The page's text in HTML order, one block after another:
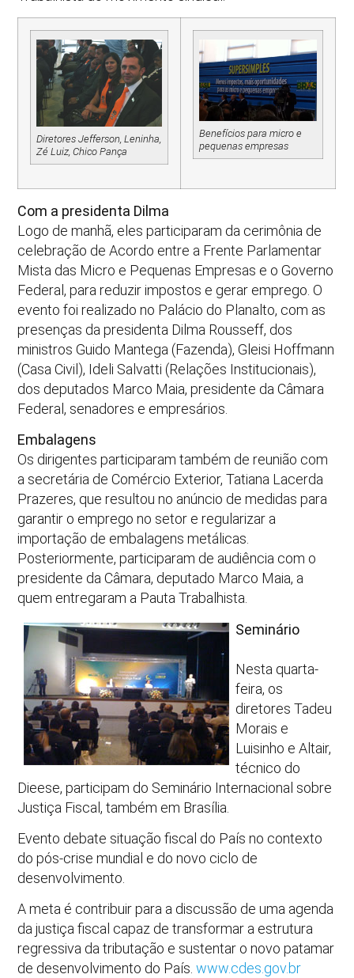
Diretores Jefferson, Leninha,
Zé Luiz, Chico Pança
Benefícios para micro e
pequenas empresas
Com a presidenta Dilma
Logo de manhã, eles participaram da cerimônia de
celebração de Acordo entre a Frente Parlamentar
Mista das Micro e Pequenas Empresas e o Governo
Federal, para reduzir impostos e gerar emprego. O
evento foi realizado no Palácio do Planalto, com as
presenças da presidenta Dilma Rousseff, dos
ministros Guido Mantega (Fazenda), Gleisi Hoffmann
(Casa Civil), Ideli Salvatti (Relações Institucionais),
dos deputados Marco Maia, presidente da Câmara
Federal, senadores e empresários.
Embalagens
Os dirigentes participaram também de reunião com
a secretária de Comércio Exterior, Tatiana Lacerda
Prazeres, que resultou no anúncio de medidas para
garantir o emprego no setor e regularizar a
importação de embalagens metálicas.
Posteriormente, participaram de audiência com o
presidente da Câmara, deputado Marco Maia, a
quem entregaram a Pauta Trabalhista.
Seminário
Nesta quarta-
feira, os
diretores Tadeu
Morais e
Luisinho e Altair,
técnico do
Dieese, participam do Seminário Internacional sobre
Justiça Fiscal, também em Brasília.
Evento debate situação fiscal do País no contexto
do pós-crise mundial e do novo ciclo de
desenvolvimento.
A meta é contribuir para a discussão de uma agenda
da justiça fiscal capaz de transformar a estrutura
regressiva da tributação e sustentar o novo patamar
de desenvolvimento do País.www.cdes.gov.br